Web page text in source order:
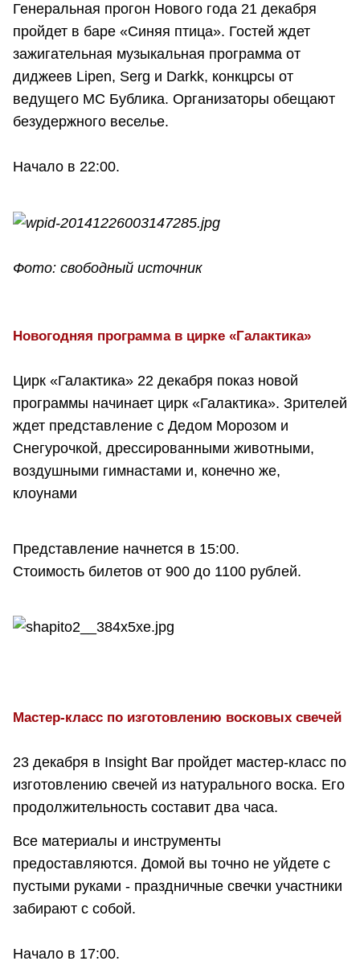
Генеральная прогон Нового года 21 декабря
пройдет в баре «Синяя птица». Гостей ждет
зажигательная музыкальная программа от
диджеев Lipen, Serg и Darkk, конкцрсы от
ведущего МС Бублика. Организаторы обещают
безудержного веселье.
Начало в 22:00.
Фото: свободный источник
Новогодняя программа в цирке «Галактика»
Цирк «Галактика» 22 декабря показ новой
программы начинает цирк «Галактика». Зрителей
ждет представление с Дедом Морозом и
Снегурочкой, дрессированными животными,
воздушными гимнастами и, конечно же,
клоунами
Представление начнется в 15:00.
Стоимость билетов от 900 до 1100 рублей.
Мастер-класс по изготовлению восковых свечей
23 декабря в Insight Bar пройдет мастер-класс по
изготовлению свечей из натурального воска. Его
продолжительность составит два часа.
Все материалы и инструменты
предоставляются. Домой вы точно не уйдете с
пустыми руками - праздничные свечки участники
забирают с собой.
Начало в 17:00.